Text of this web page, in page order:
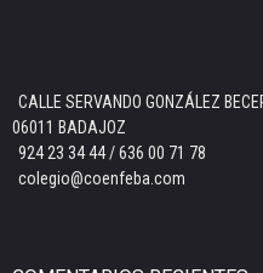
CALLE SERVANDO GONZÁLEZ
06011 BADAJOZ
924 23 34 44 / 636 00 71 78
colegio@coenfeba.com